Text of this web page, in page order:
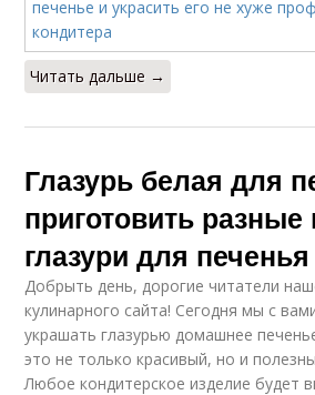
Читать дальше →
Глазурь белая для
приготовить
глазури для
Добрыть день, дорогие читатели
кулинарного сайта! Сегодня мы с
украшать глазурью домашнее
это не только красивый, но и
Любое кондитерское изделие будет